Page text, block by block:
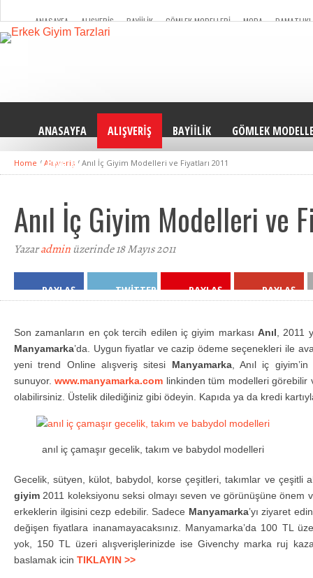
ANASAYFA ALIŞVERIŞ BAYIILIK GÖMLEK MODELLERI MODA
ANASAYFA ALIŞVERIŞ BAYIILIK GÖMLEK
ILETISIM
Home / Alışveriş / Anıl İç Giyim Modelleri ve Fiyatları 2011
Anıl İç Giyim Modelleri ve
Yazaradminüzerinde 18 Mayıs 2011
PAYLAŞ TWITTER PAYLAŞ PAYLAŞ
Son zamanların en çok tercih edilen iç giyim markası Anıl , 2011
Manyamarka’da. Uygun fiyatlar ve cazip ödeme seçenekleri ile
yeni trend Online alışveriş sitesi Manyamarka, Anıl iç giyim’in
sunuyor.www.manyamarka.com linkinden tüm modelleri görebilir
olabilirsiniz. Üstelik dilediğiniz gibi ödeyin. Kapıda ya da kredi
anıl iç çamaşır gecelik, takım ve babydol modelleri
Gecelik, sütyen, külot, babydol, korse çeşitleri, takımlar ve çeşitli
giyim2011 koleksiyonu seksi olmayı seven ve görünüşüne önem
erkeklerin ilgisini cezp edebilir. Sadece Manyamarka’yı ziyaret
değişen fiyatlara inanamayacaksınız. Manyamarka’da 100 TL
yok, 150 TL üzeri alışverişlerinizde ise Givenchy marka ruj
baslamak icin TIKLAYIN >>